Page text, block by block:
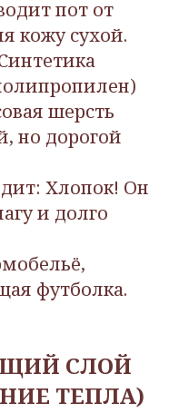
пот от
кожу сухой.
шерсть
но дорогой
Хлопок! Он
и долго
футболка.
СЛОЙ
ТЕПЛА)